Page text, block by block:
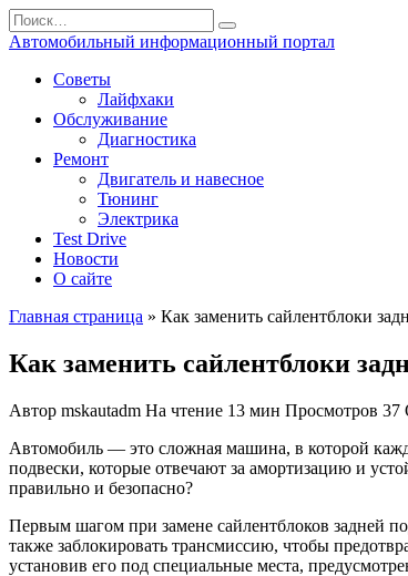
Перейти
к
Search
for:
Автомобильный информационный портал
Советы
Лайфхаки
Обслуживание
Диагностика
Ремонт
Двигатель и навесное
Тюнинг
Электрика
Test Drive
Новости
О сайте
Главная страница » Как заменить сайлентблоки
Как заменить сайлентблоки
Автор mskautadm На чтение 13 мин Просмотров 37
Автомобиль — это сложная машина, в которой
подвески, которые отвечают за амортизацию и
правильно и безопасно?
Первым шагом при замене сайлентблоков задней
также заблокировать трансмиссию, чтобы
установив его под специальные места,